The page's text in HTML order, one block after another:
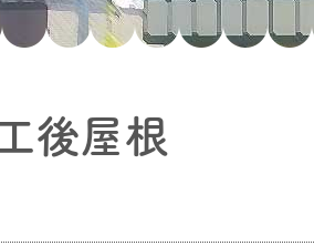
後屋根